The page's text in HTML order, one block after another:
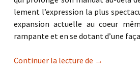
lement l’expression la plus
expansion actuelle au coeur
rampante et en se dotant d’une
Continuer la lecture de →